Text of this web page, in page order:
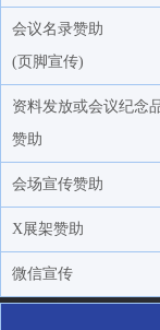
中
浙
浙江物
宁
福
上海
华泰
南亚加
会议名录赞助
(页脚宣传)
资料发放或会议纪念
赞助
会场宣传赞助
X展架赞助
微信宣传